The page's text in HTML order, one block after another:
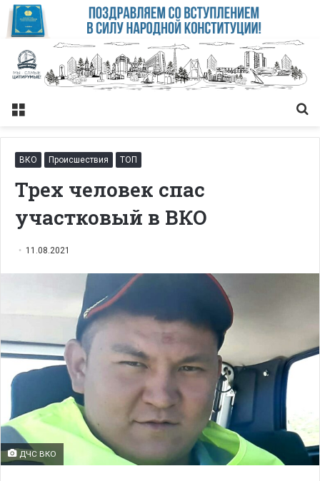
Меню
ВКО Происшествия ТОП
Трех человек спас
участковый в ВКО
11.08.2021
ДЧС ВКО